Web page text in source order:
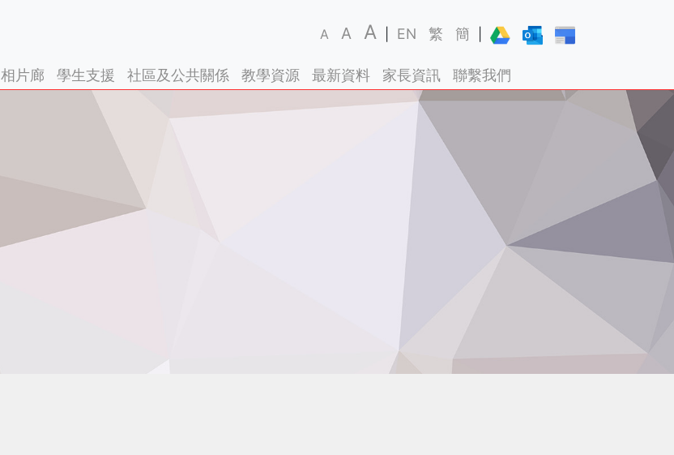
A A A EN 繁 簡
相片廊 學生支援 社區及公共關係 教學資源 最新資料 家長資訊 聯繫我們